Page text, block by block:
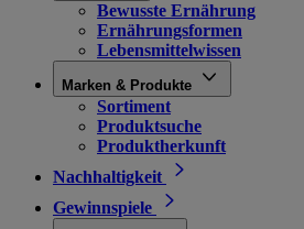
Bewusste Ernährung
Ernährungsformen
Lebensmittelwissen
Marken & Produkte
Sortiment
Produktsuche
Produktherkunft
Nachhaltigkeit
Gewinnspiele